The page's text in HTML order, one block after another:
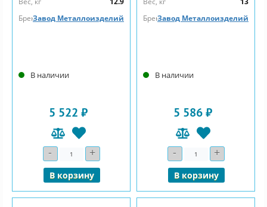
БрендЗавод Металлоизделий
В наличии
5 522 ₽
- Количество+
В корзину
БрендЗавод Металлоизделий
В наличии
5 586 ₽
- Количество+
В корзину